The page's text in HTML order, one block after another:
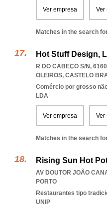
Ver empresa Ver
Matches in the search
Hot Stuff Design,
R DO CABEÇO S/N,
OLEIROS, CASTELO
Comércio por grosso
LDA
Ver empresa Ver
Matches in the search
Rising Sun Hot
AV DOUTOR JOÃO
PORTO
Restaurantes tipo
UNIP